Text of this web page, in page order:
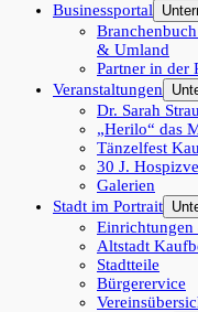
Businessportal
& Umland
Partner in der
Veranstaltungen
Dr. Sarah
„Herilo“ das
Tänzelfest
30 J.
Galerien
Stadt im Portrait
Einrichtungen
Altstadt
Stadtteile
Bürgerervice